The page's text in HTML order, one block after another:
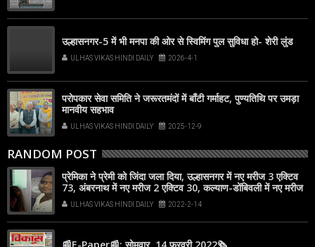
उल्हासनगर-5 में भी मनपा की ओर से स्विमिंग पुल सुविधा हो- शेरी लुंड
ULHAS VIKAS HINDI DAILY 2026-4-1
परोपकार सेवा समिति ने जरूरतमंदों में बाँटी गर्माहट, पुण्यतिथि पर उमड़ा
मानवीय सहभाव
ULHAS VIKAS HINDI DAILY 2025-12-9
RANDOM POST
प्रेमिका ने प्रेमी को जिंदा जला दिया, उल्हासनगर में नए मरीज 3 एक्टिव
73, अंबरनाथ में नए मरीज 2 एक्टिव 30, कल्याण-डोंबिवली में नए मरीज
18 ULHAS VIKAS HINDI DAILY 2022-2-14
📰E-Paper📰: सोमवार, 14 फरवरी 2022🗞